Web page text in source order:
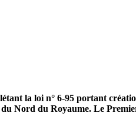
la loi n° 6-95 portant
du Nord du Royaume. Le